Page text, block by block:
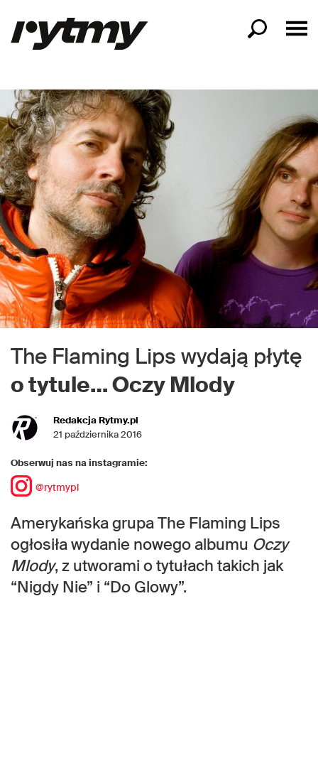
The Flaming Lips wydają płytę
o tytule… Oczy Mlody
Redakcja Rytmy.pl
21 października 2016
Obserwuj nas na instagramie:
@rytmypl
Amerykańska grupa The Flaming Lips
ogłosiła wydanie nowego albumu Oczy
Mlody, z utworami o tytułach takich jak
“Nigdy Nie” i “Do Glowy”.